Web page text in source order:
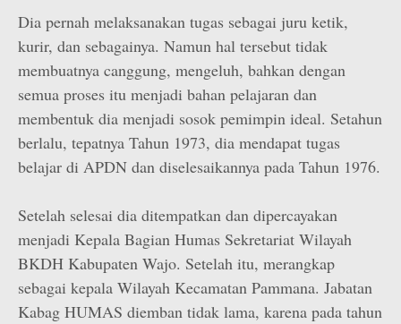
Dia pernah melaksanakan tugas sebagai juru ketik,
kurir, dan sebagainya. Namun hal tersebut tidak
membuatnya canggung, mengeluh, bahkan dengan
semua proses itu menjadi bahan pelajaran dan
membentuk dia menjadi sosok pemimpin ideal. Setahun
berlalu, tepatnya Tahun 1973, dia mendapat tugas
belajar di APDN dan diselesaikannya pada Tahun 1976.
Setelah selesai dia ditempatkan dan dipercayakan
menjadi Kepala Bagian Humas Sekretariat Wilayah
BKDH Kabupaten Wajo. Setelah itu, merangkap
sebagai kepala Wilayah Kecamatan Pammana. Jabatan
Kabag HUMAS diemban tidak lama, karena pada tahun